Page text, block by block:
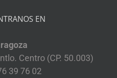
EN
Centro (CP. 50.003)
39 76 02